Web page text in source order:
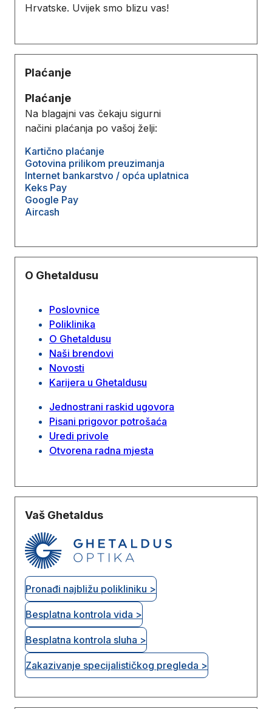
Hrvatske. Uvijek smo blizu vas!
Plaćanje
Plaćanje
Na blagajni vas čekaju sigurni
načini plaćanja po vašoj želji:
Kartično plaćanje
Gotovina prilikom preuzimanja
Internet bankarstvo / opća uplatnica
Keks Pay
Google Pay
Aircash
O Ghetaldusu
Poslovnice
Poliklinika
O Ghetaldusu
Naši brendovi
Novosti
Karijera u Ghetaldusu
Jednostrani raskid ugovora
Pisani prigovor potrošaća
Uredi privole
Otvorena radna mjesta
Vaš Ghetaldus
Pronađi najbližu polikliniku >
Besplatna kontrola vida >
Besplatna kontrola sluha >
Zakazivanje specijalističkog pregleda >